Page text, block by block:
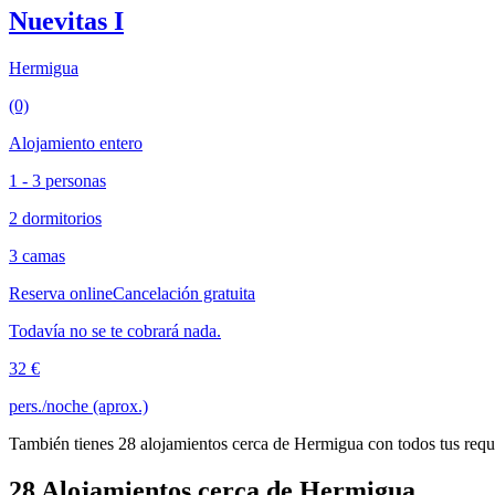
Nuevitas I
Hermigua
(0)
Alojamiento entero
1 - 3 personas
2 dormitorios
3 camas
Reserva onlineCancelación gratuita
Todavía no se te cobrará nada.
32 €
pers./noche (aprox.)
También tienes 28 alojamientos cerca de Hermigua con todos tus